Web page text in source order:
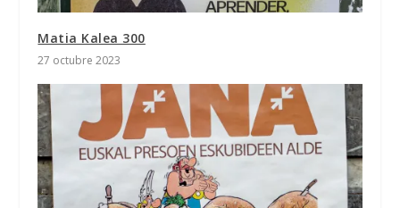
Matia Kalea 300
27 octubre 2023